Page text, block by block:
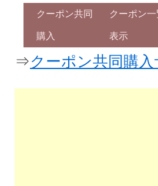
クーポン共同
購入
クーポン一
表示
⇒クーポン共同購